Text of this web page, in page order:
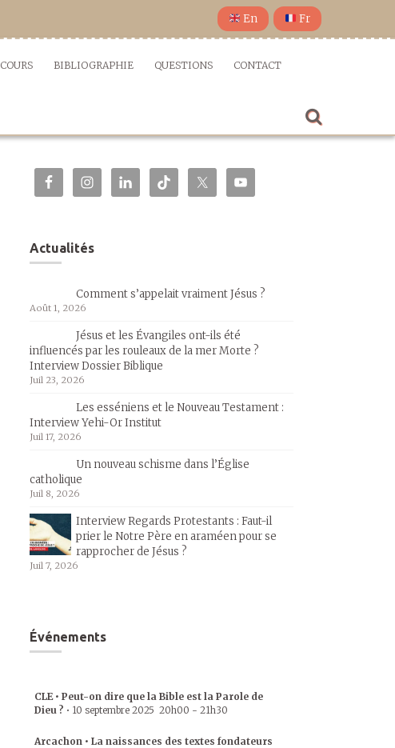
En Fr
COURS BIBLIOGRAPHIE QUESTIONS CONTACT
Actualités
Comment s’appelait vraiment Jésus ?
Août 1, 2026
Jésus et les Évangiles ont-ils été
influencés par les rouleaux de la mer Morte ?
Interview Dossier Biblique
Juil 23, 2026
Les esséniens et le Nouveau Testament :
Interview Yehi-Or Institut
Juil 17, 2026
Un nouveau schisme dans l’Église
catholique
Juil 8, 2026
Interview Regards Protestants : Faut-il
prier le Notre Père en araméen pour se
rapprocher de Jésus ?
Juil 7, 2026
Événements
CLE • Peut-on dire que la Bible est la Parole de
Dieu ? • 10 septembre 2025 20h00 - 21h30
Arcachon • La naissances des textes fondateurs